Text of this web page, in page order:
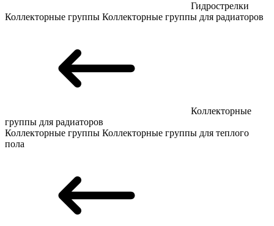
Гидрострелки
Коллекторные группы Коллекторные группы для радиаторов
Коллекторные
группы для радиаторов
Коллекторные группы Коллекторные группы для теплого
пола